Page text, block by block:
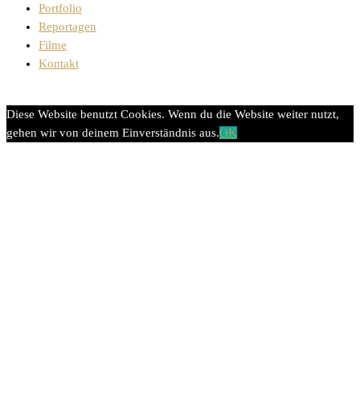
Portfolio
Reportagen
Filme
Kontakt
Diese Website benutzt Cookies. Wenn du die Website weiter nutzt,
gehen wir von deinem Einverständnis aus.OK